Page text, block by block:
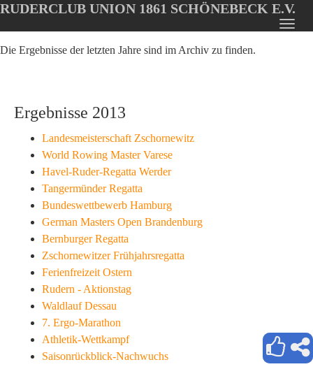
Oops, an error occurred! Code: 2026080822370221130d1f
to
RUDERCLUB UNION 1861 SCHÖNEBECK E.V.
Die Ergebnisse der letzten Jahre sind im Archiv zu finden.
Ergebnisse 2013
Landesmeisterschaft Zschornewitz
World Rowing Master Varese
Havel-Ruder-Regatta Werder
Tangermünder Regatta
Bundeswettbewerb Hamburg
German Masters Open Brandenburg
Bernburger Regatta
Zschornewitzer Frühjahrsregatta
Ferienfreizeit Ostern
Rudern - Aktionstag
Waldlauf Dessau
7. Ergo-Marathon
Athletik-Wettkampf
Saisonrückblick-Nachwuchs